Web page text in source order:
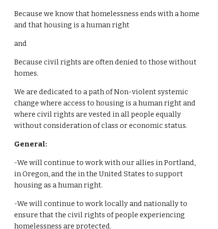
Because we know that homelessness ends with a home
and that housing is a human right
and
Because civil rights are often denied to those without
homes.
We are dedicated to a path of Non-violent systemic
change where access to housing is a human right and
where civil rights are vested in all people equally
without consideration of class or economic status.
General:
-We will continue to work with our allies in Portland,
in Oregon, and the in the United States to support
housing as a human right.
-We will continue to work locally and nationally to
ensure that the civil rights of people experiencing
homelessness are protected.